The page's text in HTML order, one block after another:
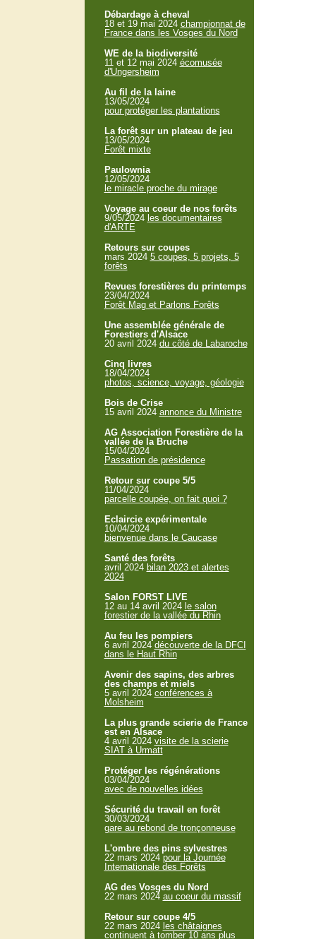
Débardage à cheval
18 et 19 mai 2024 championnat de
France dans les Vosges du Nord
WE de la biodiversité
11 et 12 mai 2024 écomusée
d'Ungersheim
Au fil de la laine
13/05/2024
pour protéger les plantations
La forêt sur un plateau de jeu
13/05/2024
Forêt mixte
Paulownia
12/05/2024
le miracle proche du mirage
Voyage au coeur de nos forêts
9/05/2024 les documentaires
d'ARTE
Retours sur coupes
mars 2024 5 coupes, 5 projets, 5
forêts
Revues forestières du printemps
23/04/2024
Forêt Mag et Parlons Forêts
Une assemblée générale de
Forestiers d'Alsace
20 avril 2024 du côté de Labaroche
Cinq livres
18/04/2024
photos, science, voyage, géologie
Bois de Crise
15 avril 2024 annonce du Ministre
AG Association Forestière de la
vallée de la Bruche
15/04/2024
Passation de présidence
Retour sur coupe 5/5
11/04/2024
parcelle coupée, on fait quoi ?
Eclaircie expérimentale
10/04/2024
bienvenue dans le Caucase
Santé des forêts
avril 2024 bilan 2023 et alertes
2024
Salon FORST LIVE
12 au 14 avril 2024 le salon
forestier de la vallée du Rhin
Au feu les pompiers
6 avril 2024 découverte de la DFCI
dans le Haut Rhin
Avenir des sapins, des arbres
des champs et miels
5 avril 2024 conférences à
Molsheim
La plus grande scierie de France
est en Alsace
4 avril 2024 visite de la scierie
SIAT à Urmatt
Protéger les régénérations
03/04/2024
avec de nouvelles idées
Sécurité du travail en forêt
30/03/2024
gare au rebond de tronçonneuse
L'ombre des pins sylvestres
22 mars 2024 pour la Journée
Internationale des Forêts
AG des Vosges du Nord
22 mars 2024 au coeur du massif
Retour sur coupe 4/5
22 mars 2024 les châtaignes
continuent à tomber 10 ans plus